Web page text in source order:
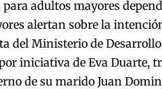
para adultos mayores
alertan sobre la
del Ministerio de
iniciativa de Eva Duarte,
de su marido Juan